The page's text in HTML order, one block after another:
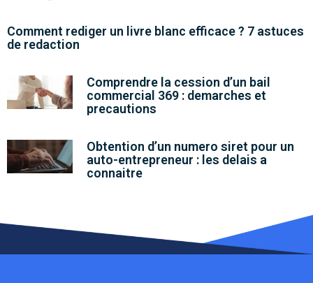
Comment rediger un livre blanc efficace ? 7 astuces
de redaction
Comprendre la cession d’un bail
commercial 369 : demarches et
precautions
Obtention d’un numero siret pour un
auto-entrepreneur : les delais a
connaitre